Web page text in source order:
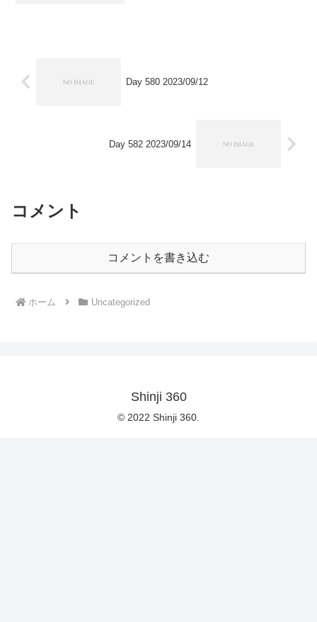
Day 580 2023/09/12
Day 582 2023/09/14
コメント
コメントを書き込む
ホーム Uncategorized
Shinji 360
© 2022 Shinji 360.